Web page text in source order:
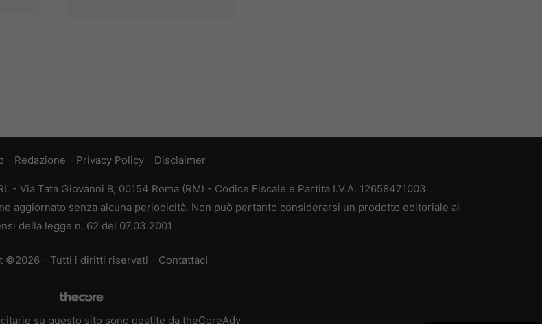
- Redazione - Privacy Policy - Disclaimer
- Via Tata Giovanni 8, 00154 Roma (RM) - Codice Fiscale e Partita I.V.A. 12658471003
aggiornato senza alcuna periodicità. Non può pertanto considerarsi un prodotto editoriale ai
della legge n. 62 del 07.03.2001
©2026 - Tutti i diritti riservati - Contattaci
su questo sito sono gestite da theCoreAdv